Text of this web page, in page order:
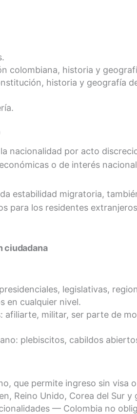
colombiana, historia y
historia y geografía
nacionalidad por acto
o de interés
estabilidad migratoria,
para los residentes
ciudadana
legislativas,
en cualquier nivel.
militar, ser parte de
plebiscitos, cabildos
que permite ingreso sin visa
Reino Unido, Corea del Sur
— Colombia no